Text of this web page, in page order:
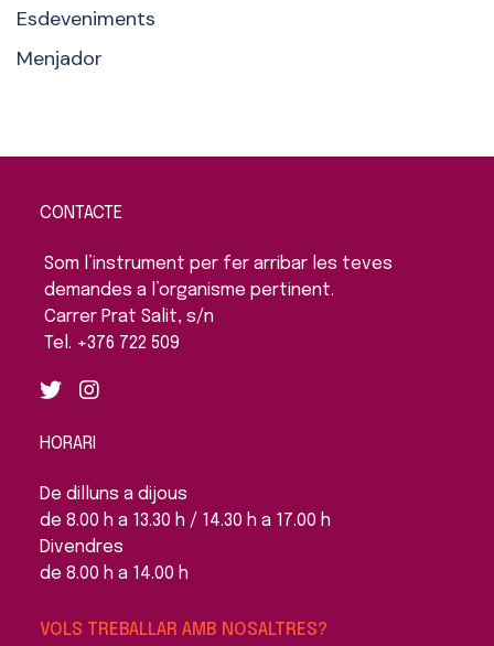
Esdeveniments
Menjador
CONTACTE
Som l’instrument per fer arribar les teves
demandes a l’organisme pertinent.
Carrer Prat Salit, s/n
Tel. +376 722 509
HORARI
De dilluns a dijous
de 8.00 h a 13.30 h / 14.30 h a 17.00 h
Divendres
de 8.00 h a 14.00 h
VOLS TREBALLAR AMB NOSALTRES?